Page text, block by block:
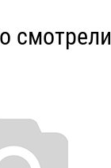
смотрели